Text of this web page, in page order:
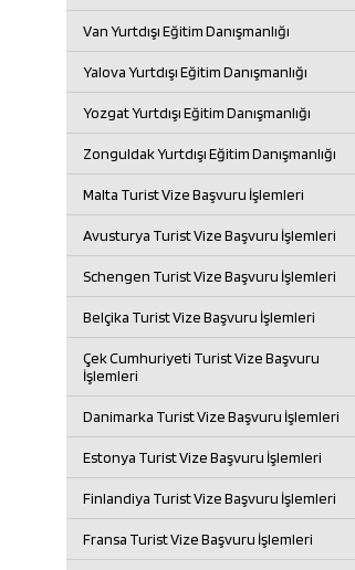
Van Yurtdışı Eğitim Danışmanlığı
Yalova Yurtdışı Eğitim Danışmanlığı
Yozgat Yurtdışı Eğitim Danışmanlığı
Zonguldak Yurtdışı Eğitim Danışmanlığı
Malta Turist Vize Başvuru İşlemleri
Avusturya Turist Vize Başvuru İşlemleri
Schengen Turist Vize Başvuru İşlemleri
Belçika Turist Vize Başvuru İşlemleri
Çek Cumhuriyeti Turist Vize Başvuru
İşlemleri
Danimarka Turist Vize Başvuru İşlemleri
Estonya Turist Vize Başvuru İşlemleri
Finlandiya Turist Vize Başvuru İşlemleri
Fransa Turist Vize Başvuru İşlemleri